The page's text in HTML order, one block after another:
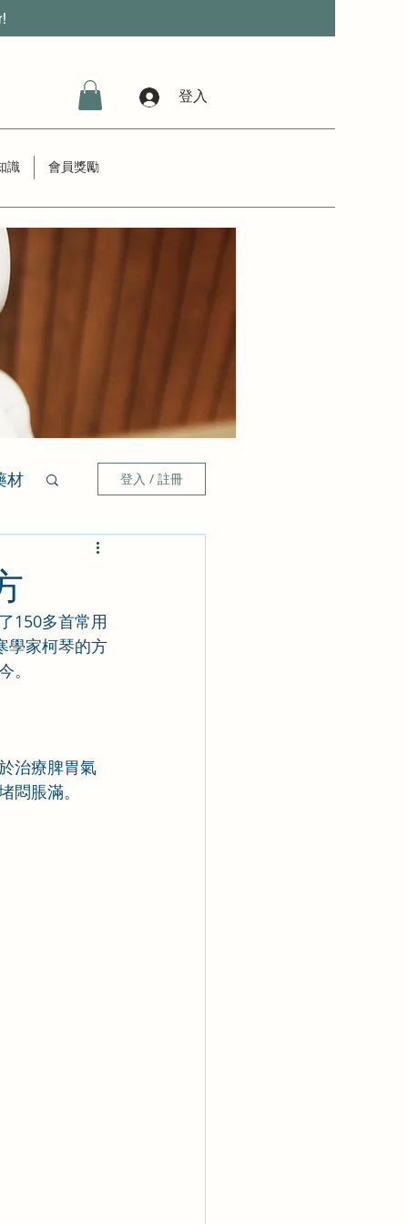
登入
識 會員獎勵
材 登入 / 註冊
150多首常用
學家柯琴的方
。
治療脾胃氣
脹滿。